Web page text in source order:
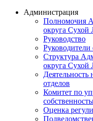
Администрация
Полномочия
округа Сухой
Руководство
Руководители
Структура
округа Сухой
Деятельность
отделов
Комитет по
Оценка